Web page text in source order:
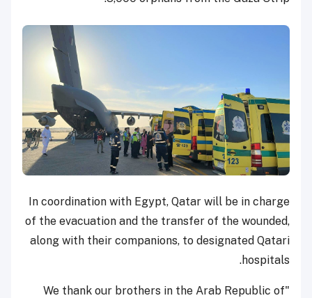
In coordination with Egypt, Qatar will be in charge
of the evacuation and the transfer of the wounded,
along with their companions, to designated Qatari
hospitals.
"We thank our brothers in the Arab Republic of